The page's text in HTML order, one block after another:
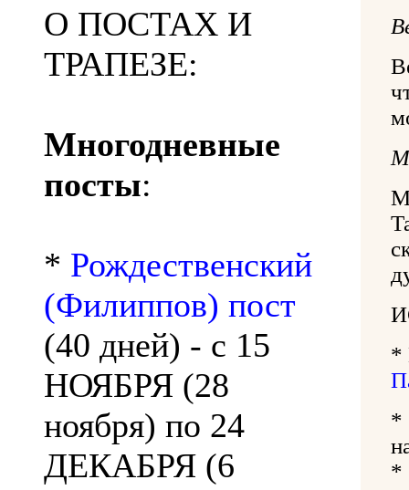
О ПОСТАХ И
ТРАПЕЗЕ:
Многодневные
посты:
* Рождественский
(Филиппов) пост
(40 дней) - с 15
НОЯБРЯ (28
ноября) по 24
ДЕКАБРЯ (6
*
*